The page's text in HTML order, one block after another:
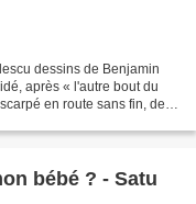
dessins de Benjamin
après « l'autre bout du
en route sans fin, de
bébé ? - Satu